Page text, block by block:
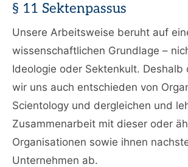
§ 11 Sektenpassus
Unsere Arbeitsweise beruht auf
wissenschaftlichen Grundlage –
Ideologie oder Sektenkult. Deshalb
wir uns auch entschieden von
Scientology und dergleichen und
Zusammenarbeit mit dieser oder
Organisationen sowie ihnen
Unternehmen ab.